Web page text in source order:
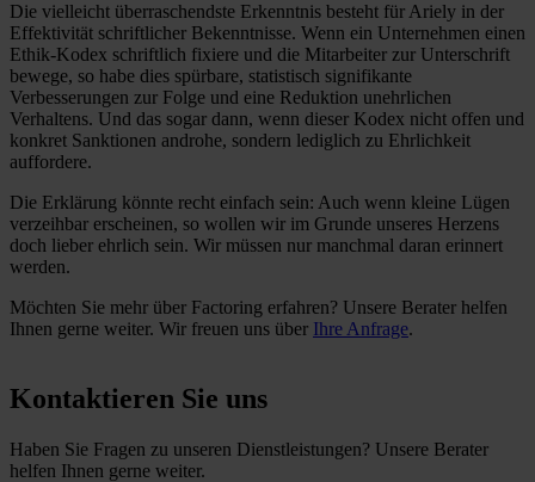
Die vielleicht überraschendste Erkenntnis besteht für Ariely in der
Effektivität schriftlicher Bekenntnisse. Wenn ein Unternehmen einen
Ethik-Kodex schriftlich fixiere und die Mitarbeiter zur Unterschrift
bewege, so habe dies spürbare, statistisch signifikante
Verbesserungen zur Folge und eine Reduktion unehrlichen
Verhaltens. Und das sogar dann, wenn dieser Kodex nicht offen und
konkret Sanktionen androhe, sondern lediglich zu Ehrlichkeit
auffordere.
Die Erklärung könnte recht einfach sein: Auch wenn kleine Lügen
verzeihbar erscheinen, so wollen wir im Grunde unseres Herzens
doch lieber ehrlich sein. Wir müssen nur manchmal daran erinnert
werden.
Möchten Sie mehr über Factoring erfahren? Unsere Berater helfen
Ihnen gerne weiter. Wir freuen uns über Ihre Anfrage.
Kontaktieren Sie uns
Haben Sie Fragen zu unseren Dienstleistungen? Unsere Berater
helfen Ihnen gerne weiter.